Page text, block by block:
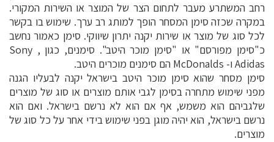
רחב המשתרע מעבר לתחום הצר של המוצר או השירות המקורי.
במקרה שכזה סימן המסחר הופך למותג רב ערך. שימוש בו בקשר
לכל סוג של מוצר או שירות יקנה יתרון שיווקי. סימן כאמור נחשב
כ"סימן מפורסם" או "סימן מוכר היטב". סימנים, כגון Sony ,
Adidas ו- McDonalds הם סימנים מוכרים היטב.
סימן מסחר שהוא סימן מוכר היטב בישראל יקנה לבעליו הגנה
מפני שימוש מתחרה בסימן לגבי אותם מוצרים או סוג של מוצרים
שלגביהם הוא משמש, אף אם הוא לא נרשם בישראל. ואם הוא
נרשם בישראל, הוא יהיה מוגן בפני שימוש בידי אחר על כל סוג של
מוצרים.